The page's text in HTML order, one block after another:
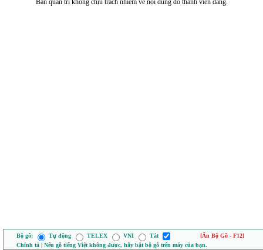
Bộ gõ: Tự động TELEX VNI Tắt
[Ẩn Bộ Gõ - F12]
Chính tả | Nếu gõ tiếng Việt không được, hãy bật bộ gõ trên máy của bạn.